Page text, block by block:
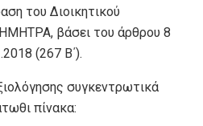
του Διοικητικού
βάσει του άρθρου 8
(267 Β΄).
συγκεντρωτικά
πίνακα: